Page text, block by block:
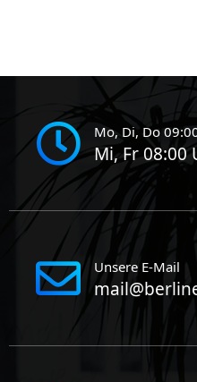
Mo, Di, Do
Mi, Fr 08:00
Unsere E-Mail